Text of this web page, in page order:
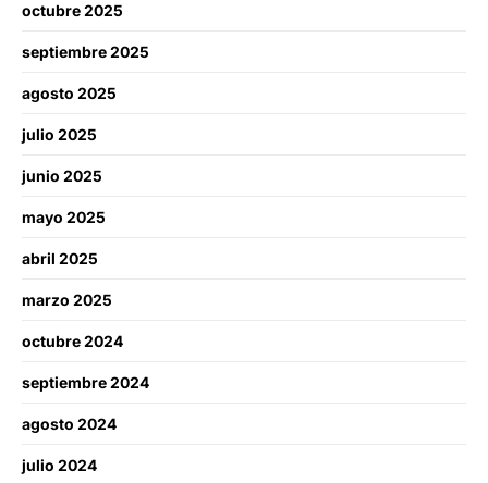
octubre 2025
septiembre 2025
agosto 2025
julio 2025
junio 2025
mayo 2025
abril 2025
marzo 2025
octubre 2024
septiembre 2024
agosto 2024
julio 2024